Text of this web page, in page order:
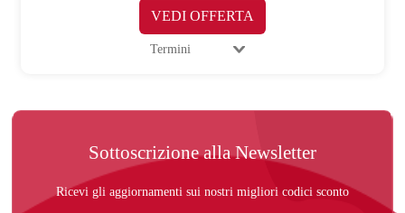
VEDI OFFERTA
Termini
Sottoscrizione alla Newsletter
Ricevi gli aggiornamenti sui nostri migliori codici sconto